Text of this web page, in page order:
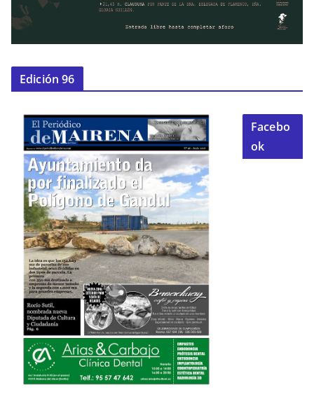
Edición 96
Facebo
ok